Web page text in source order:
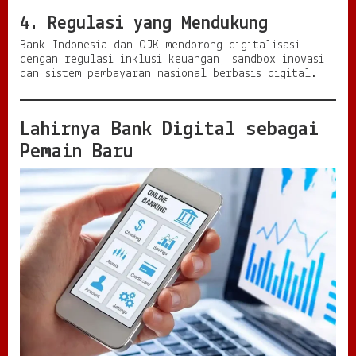
4. Regulasi yang Mendukung
Bank Indonesia dan OJK mendorong digitalisasi
dengan regulasi inklusi keuangan, sandbox inovasi,
dan sistem pembayaran nasional berbasis digital.
Lahirnya Bank Digital sebagai
Pemain Baru